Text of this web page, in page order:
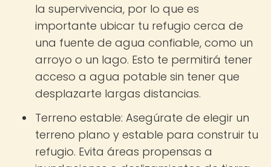
la supervivencia, por lo que es
importante ubicar tu refugio cerca de
una fuente de agua confiable, como un
arroyo o un lago. Esto te permitirá tener
acceso a agua potable sin tener que
desplazarte largas distancias.
Terreno estable: Asegúrate de elegir un
terreno plano y estable para construir tu
refugio. Evita áreas propensas a